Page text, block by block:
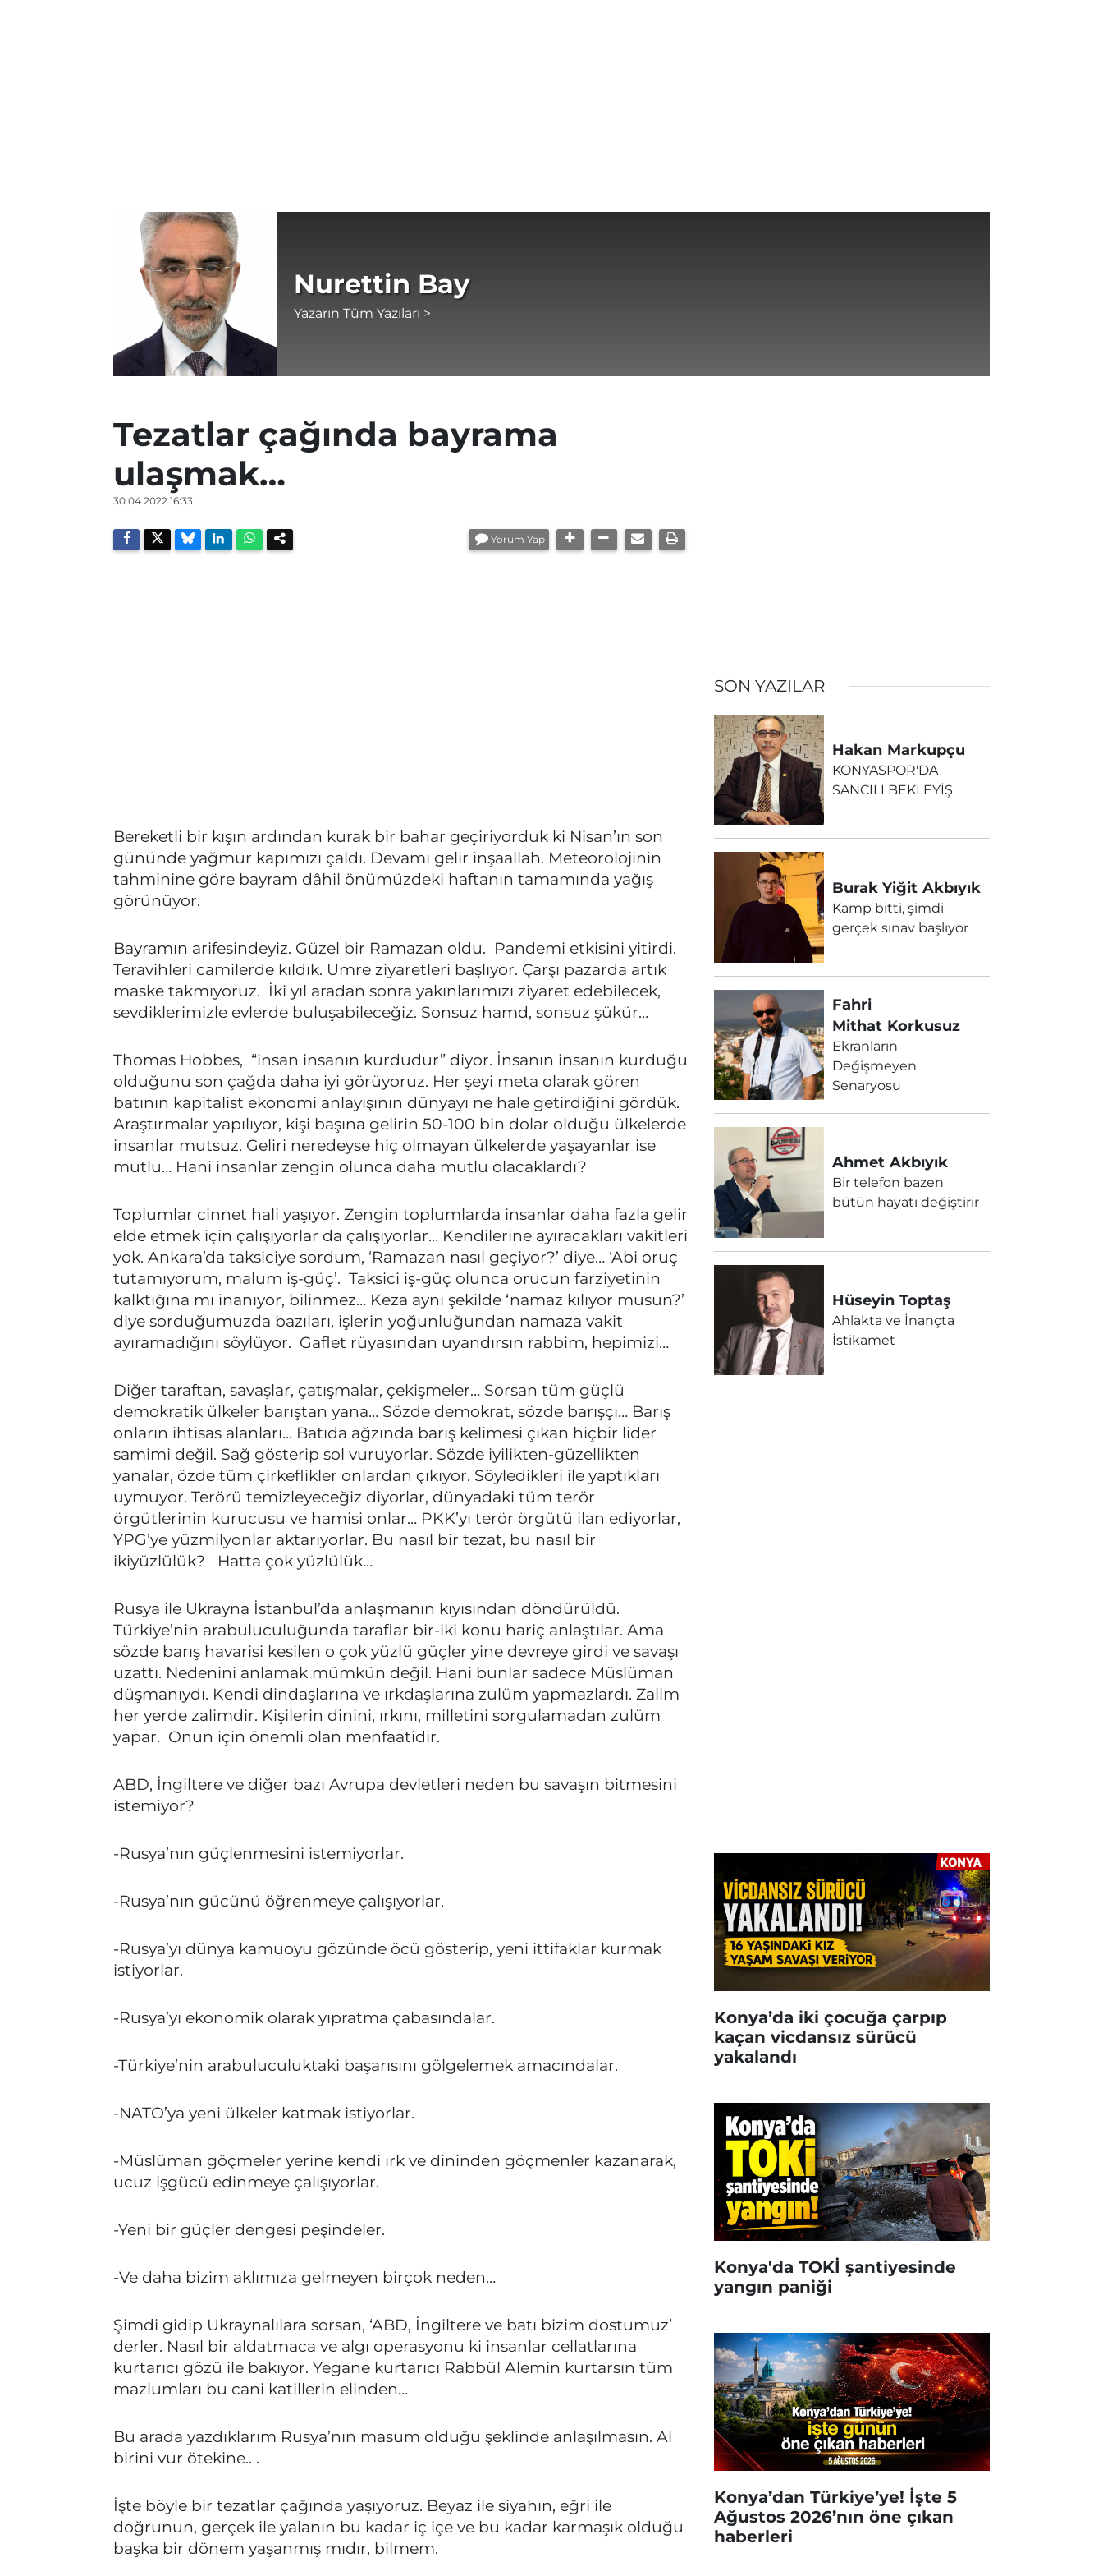
Nurettin Bay
Yazarın Tüm Yazıları >
Tezatlar çağında bayrama
ulaşmak…
30.04.2022 16:33
Yorum Yap
Bereketli bir kışın ardından kurak bir bahar geçiriyorduk ki Nisan’ın son
gününde yağmur kapımızı çaldı. Devamı gelir inşaallah. Meteorolojinin
tahminine göre bayram dâhil önümüzdeki haftanın tamamında yağış
görünüyor.
Bayramın arifesindeyiz. Güzel bir Ramazan oldu. Pandemi etkisini yitirdi.
Teravihleri camilerde kıldık. Umre ziyaretleri başlıyor. Çarşı pazarda artık
maske takmıyoruz. İki yıl aradan sonra yakınlarımızı ziyaret edebilecek,
sevdiklerimizle evlerde buluşabileceğiz. Sonsuz hamd, sonsuz şükür…
Thomas Hobbes, “insan insanın kurdudur” diyor. İnsanın insanın kurduğu
olduğunu son çağda daha iyi görüyoruz. Her şeyi meta olarak gören
batının kapitalist ekonomi anlayışının dünyayı ne hale getirdiğini gördük.
Araştırmalar yapılıyor, kişi başına gelirin 50-100 bin dolar olduğu ülkelerde
insanlar mutsuz. Geliri neredeyse hiç olmayan ülkelerde yaşayanlar ise
mutlu… Hani insanlar zengin olunca daha mutlu olacaklardı?
Toplumlar cinnet hali yaşıyor. Zengin toplumlarda insanlar daha fazla gelir
elde etmek için çalışıyorlar da çalışıyorlar… Kendilerine ayıracakları vakitleri
yok. Ankara’da taksiciye sordum, ‘Ramazan nasıl geçiyor?’ diye… ‘Abi oruç
tutamıyorum, malum iş-güç’. Taksici iş-güç olunca orucun farziyetinin
kalktığına mı inanıyor, bilinmez… Keza aynı şekilde ‘namaz kılıyor musun?’
diye sorduğumuzda bazıları, işlerin yoğunluğundan namaza vakit
ayıramadığını söylüyor. Gaflet rüyasından uyandırsın rabbim, hepimizi…
Diğer taraftan, savaşlar, çatışmalar, çekişmeler… Sorsan tüm güçlü
demokratik ülkeler barıştan yana… Sözde demokrat, sözde barışçı… Barış
onların ihtisas alanları... Batıda ağzında barış kelimesi çıkan hiçbir lider
samimi değil. Sağ gösterip sol vuruyorlar. Sözde iyilikten-güzellikten
yanalar, özde tüm çirkeflikler onlardan çıkıyor. Söyledikleri ile yaptıkları
uymuyor. Terörü temizleyeceğiz diyorlar, dünyadaki tüm terör
örgütlerinin kurucusu ve hamisi onlar… PKK’yı terör örgütü ilan ediyorlar,
YPG’ye yüzmilyonlar aktarıyorlar. Bu nasıl bir tezat, bu nasıl bir
ikiyüzlülük? Hatta çok yüzlülük…
Rusya ile Ukrayna İstanbul’da anlaşmanın kıyısından döndürüldü.
Türkiye’nin arabuluculuğunda taraflar bir-iki konu hariç anlaştılar. Ama
sözde barış havarisi kesilen o çok yüzlü güçler yine devreye girdi ve savaşı
uzattı. Nedenini anlamak mümkün değil. Hani bunlar sadece Müslüman
düşmanıydı. Kendi dindaşlarına ve ırkdaşlarına zulüm yapmazlardı. Zalim
her yerde zalimdir. Kişilerin dinini, ırkını, milletini sorgulamadan zulüm
yapar. Onun için önemli olan menfaatidir.
ABD, İngiltere ve diğer bazı Avrupa devletleri neden bu savaşın bitmesini
istemiyor?
-Rusya’nın güçlenmesini istemiyorlar.
-Rusya’nın gücünü öğrenmeye çalışıyorlar.
-Rusya’yı dünya kamuoyu gözünde öcü gösterip, yeni ittifaklar kurmak
istiyorlar.
-Rusya’yı ekonomik olarak yıpratma çabasındalar.
-Türkiye’nin arabuluculuktaki başarısını gölgelemek amacındalar.
-NATO’ya yeni ülkeler katmak istiyorlar.
-Müslüman göçmeler yerine kendi ırk ve dininden göçmenler kazanarak,
ucuz işgücü edinmeye çalışıyorlar.
-Yeni bir güçler dengesi peşindeler.
-Ve daha bizim aklımıza gelmeyen birçok neden…
Şimdi gidip Ukraynalılara sorsan, ‘ABD, İngiltere ve batı bizim dostumuz’
derler. Nasıl bir aldatmaca ve algı operasyonu ki insanlar cellatlarına
kurtarıcı gözü ile bakıyor. Yegane kurtarıcı Rabbül Alemin kurtarsın tüm
mazlumları bu cani katillerin elinden…
Bu arada yazdıklarım Rusya’nın masum olduğu şeklinde anlaşılmasın. Al
birini vur ötekine.. .
İşte böyle bir tezatlar çağında yaşıyoruz. Beyaz ile siyahın, eğri ile
doğrunun, gerçek ile yalanın bu kadar iç içe ve bu kadar karmaşık olduğu
başka bir dönem yaşanmış mıdır, bilmem.
SON YAZILAR
Hakan Markupçu
KONYASPOR'DA
SANCILI BEKLEYİŞ
Burak Yiğit Akbıyık
Kamp bitti, şimdi
gerçek sınav başlıyor
Fahri
Mithat Korkusuz
Ekranların
Değişmeyen
Senaryosu
Ahmet Akbıyık
Bir telefon bazen
bütün hayatı değiştirir
Hüseyin Toptaş
Ahlakta ve İnançta
İstikamet
Konya’da iki çocuğa çarpıp
kaçan vicdansız sürücü
yakalandı
Konya'da TOKİ şantiyesinde
yangın paniği
Konya’dan Türkiye’ye! İşte 5
Ağustos 2026’nın öne çıkan
haberleri